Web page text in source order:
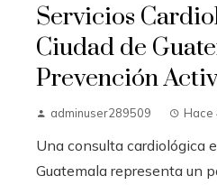
Servicios
Ciudad de
Prevención
adminuser289509 Hace
Una consulta cardiológica
Guatemala representa un